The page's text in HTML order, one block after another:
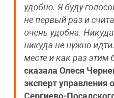
удобно. Я буду
не первый раз и
очень удобна.
никуда не нужно
месте и как раз этим
сказала Олеся
эксперт управления
Сергиево-